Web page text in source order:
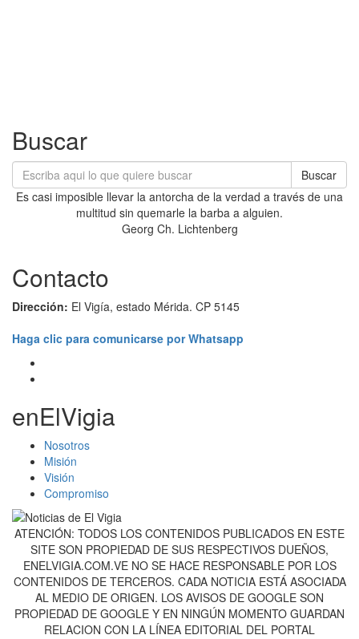
Buscar
Buscar
Es casi imposible llevar la antorcha de la verdad a través de una
multitud sin quemarle la barba a alguien.
Georg Ch. Lichtenberg
Contacto
Dirección: El Vigía, estado Mérida. CP 5145
Haga clic para comunicarse por Whatsapp
enElVigia
Nosotros
Misión
Visión
Compromiso
ATENCIÓN: TODOS LOS CONTENIDOS PUBLICADOS EN ESTE
SITE SON PROPIEDAD DE SUS RESPECTIVOS DUEÑOS,
ENELVIGIA.COM.VE NO SE HACE RESPONSABLE POR LOS
CONTENIDOS DE TERCEROS. CADA NOTICIA ESTÁ ASOCIADA
AL MEDIO DE ORIGEN. LOS AVISOS DE GOOGLE SON
PROPIEDAD DE GOOGLE Y EN NINGÚN MOMENTO GUARDAN
RELACION CON LA LÍNEA EDITORIAL DEL PORTAL